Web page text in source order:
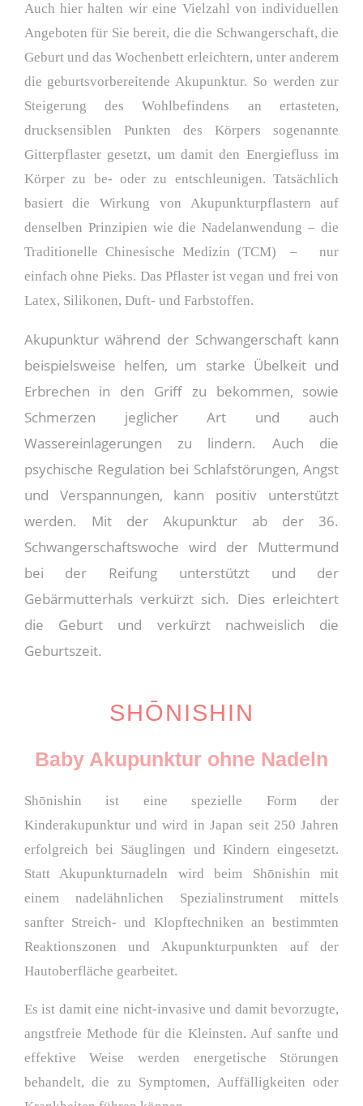
Auch hier halten wir eine Vielzahl von individuellen
Angeboten für Sie bereit, die die Schwangerschaft, die
Geburt und das Wochenbett erleichtern, unter anderem
die geburtsvorbereitende Akupunktur. So werden zur
Steigerung des Wohlbefindens an ertasteten,
drucksensiblen Punkten des Körpers sogenannte
Gitterpflaster gesetzt, um damit den Energiefluss im
Körper zu be- oder zu entschleunigen. Tatsächlich
basiert die Wirkung von Akupunkturpflastern auf
denselben Prinzipien wie die Nadelanwendung – die
Traditionelle Chinesische Medizin (TCM) – nur
einfach ohne Pieks. Das Pflaster ist vegan und frei von
Latex, Silikonen, Duft- und Farbstoffen.
Akupunktur während der Schwangerschaft kann
beispielsweise helfen, um starke Übelkeit und
Erbrechen in den Griff zu bekommen, sowie
Schmerzen jeglicher Art und auch
Wassereinlagerungen zu lindern. Auch die
psychische Regulation bei Schlafstörungen, Angst
und Verspannungen, kann positiv unterstützt
werden. Mit der Akupunktur ab der 36.
Schwangerschaftswoche wird der Muttermund
bei der Reifung unterstützt und der
Gebärmutterhals verkurzt sich. Dies erleichtert
die Geburt und verkurzt nachweislich die
Geburtszeit.
SHŌNISHIN
Baby Akupunktur ohne Nadeln
Shōnishin ist eine spezielle Form der
Kinderakupunktur und wird in Japan seit 250 Jahren
erfolgreich bei Säuglingen und Kindern eingesetzt.
Statt Akupunkturnadeln wird beim Shōnishin mit
einem nadelähnlichen Spezialinstrument mittels
sanfter Streich- und Klopftechniken an bestimmten
Reaktionszonen und Akupunkturpunkten auf der
Hautoberfläche gearbeitet.
Es ist damit eine nicht-invasive und damit bevorzugte,
angstfreie Methode für die Kleinsten. Auf sanfte und
effektive Weise werden energetische Störungen
behandelt, die zu Symptomen, Auffälligkeiten oder